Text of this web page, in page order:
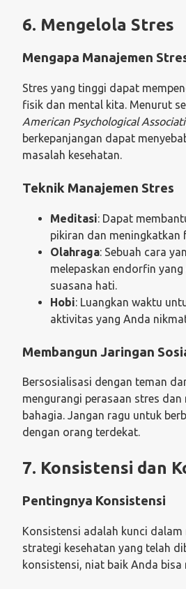
6. Mengelola Stres
Mengapa Manajemen
Stres yang tinggi dapat
fisik dan mental kita. Menurut
American Psychological
berkepanjangan dapat
masalah kesehatan.
Teknik Manajemen Stres
Meditasi: Dapat
pikiran dan meningkatkan
Olahraga: Sebuah cara
melepaskan endorfin
suasana hati.
Hobi: Luangkan waktu
aktivitas yang Anda
Membangun Jaringan
Bersosialisasi dengan teman
mengurangi perasaan stres
bahagia. Jangan ragu untuk
dengan orang terdekat.
7. Konsistensi dan
Pentingnya Konsistensi
Konsistensi adalah kunci dalam
strategi kesehatan yang telah
konsistensi, niat baik Anda bisa